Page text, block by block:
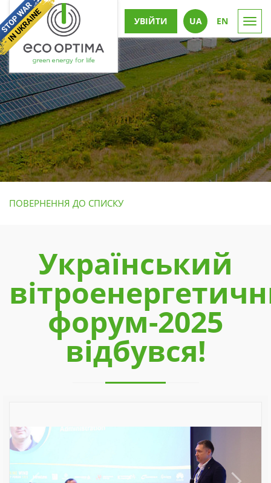
УВІЙТИ UА EN
ПОВЕРНЕННЯ ДО СПИСКУ
Український
форум-2025
відбувся!